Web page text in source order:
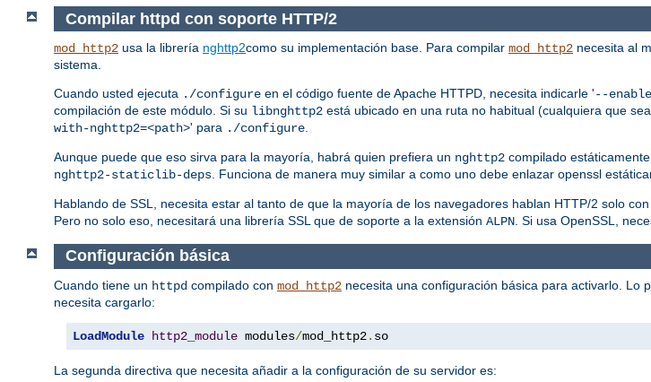
Compilar httpd con soporte HTTP/2
mod_http2 usa la librería nghttp2como su implementación base. Para compilar mod_http2 necesita al
sistema.
Cuando usted ejecuta ./configure en el código fuente de Apache HTTPD, necesita indicarle '--
compilación de este módulo. Si su libnghttp2 está ubicado en una ruta no habitual (cualquiera que
with-nghttp2=<path>' para ./configure.
Aunque puede que eso sirva para la mayoría, habrá quien prefiera un nghttp2 compilado
nghttp2-staticlib-deps. Funciona de manera muy similar a como uno debe enlazar openssl
Hablando de SSL, necesita estar al tanto de que la mayoría de los navegadores hablan HTTP/2 solo
Pero no solo eso, necesitará una librería SSL que de soporte a la extensión ALPN. Si usa OpenSSL,
Configuración básica
Cuando tiene un httpd compilado con mod_http2 necesita una configuración básica para activarlo. Lo
necesita cargarlo:
LoadModule http2_module modules/mod_http2. so
La segunda directiva que necesita añadir a la configuración de su servidor es: